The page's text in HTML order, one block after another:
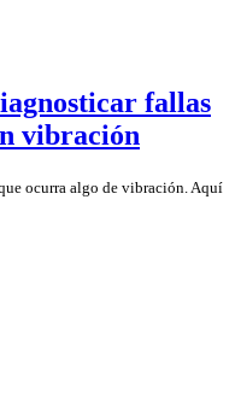
fallas
vibración
ocurra algo de vibración. Aquí